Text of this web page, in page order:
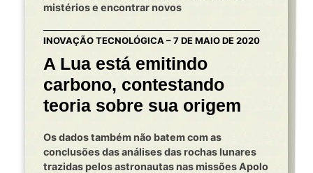
mistérios e encontrar novos
INOVAÇÃO TECNOLÓGICA – 7 DE MAIO DE 2020
A Lua está emitindo
carbono, contestando
teoria sobre sua origem
Os dados também não batem com as
conclusões das análises das rochas lunares
trazidas pelos astronautas nas missões Apolo